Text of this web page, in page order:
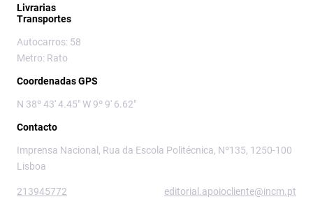
Livrarias
Transportes
Autocarros: 58
Metro: Rato
Coordenadas GPS
N 38º 43' 4.45" W 9º 9' 6.62"
Contacto
Imprensa Nacional, Rua da Escola Politécnica, Nº135, 1250-100
Lisboa
213945772 editorial.apoiocliente@incm.pt